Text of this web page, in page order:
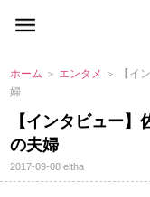
ホーム ＞ エンタメ ＞ 【イ
婦
【インタビュー
の夫婦
2017-09-08eltha